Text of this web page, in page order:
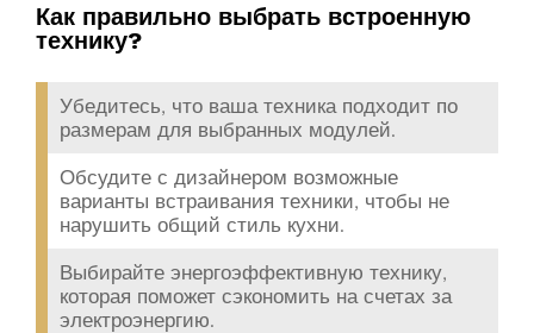
Как правильно выбрать встроенную
технику?
Убедитесь, что ваша техника подходит по
размерам для выбранных модулей.
Обсудите с дизайнером возможные
варианты встраивания техники, чтобы не
нарушить общий стиль кухни.
Выбирайте энергоэффективную технику,
которая поможет сэкономить на счетах за
электроэнергию.